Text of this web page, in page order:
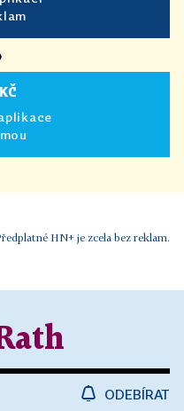
HN+ je zcela bez reklam.
ODEBÍRAT